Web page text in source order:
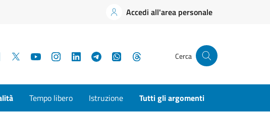
Accedi all'area personale
Facebook YouTubeInstagramLinkedInTelegramWhatsApp Cerca
Tempo libero Istruzione Tutti gli argomenti